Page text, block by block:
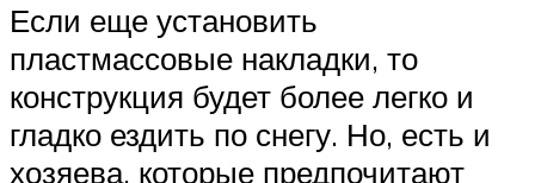
Если еще установить
пластмассовые накладки, то
конструкция будет более легко и
гладко ездить по снегу. Но, есть и
хозяева, которые предпочитают